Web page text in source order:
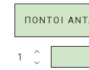
ΠΟΝΤΟΙ